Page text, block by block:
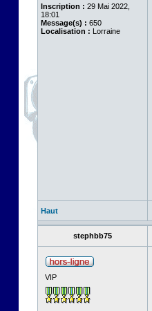
Inscription : 29 Mai 2022,
18:01
Message(s) : 650
Localisation : Lorraine
Haut
stephbb75
VIP